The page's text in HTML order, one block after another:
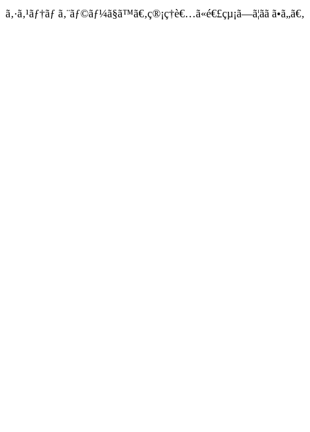
ã‚·ã‚¹ãƒ†ãƒ ã‚¨ãƒ©ãƒ¼ã§ã™ã€‚ç®¡ç†è€…ã«é€£çµ¡ã—ã¦ãã ã•ã„ã€‚